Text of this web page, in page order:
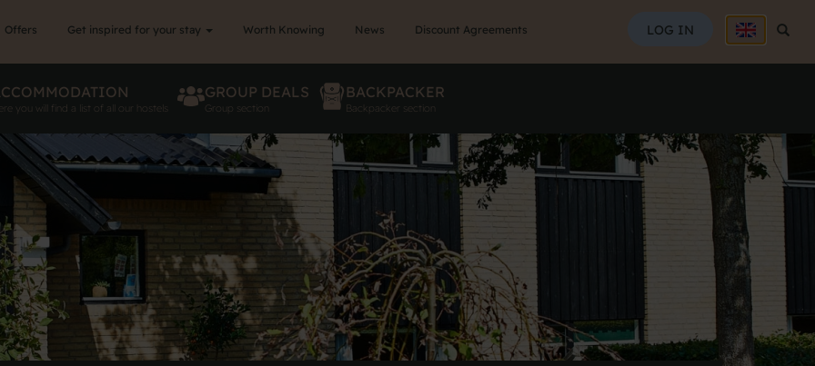
LOG IN
Offers Get inspired for your stay Worth Knowing News Discount Agreements
you will find a list of all our hostels
GROUP DEALS
Group section
BACKPACKER
Backpacker section